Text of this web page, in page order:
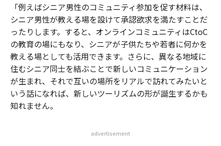
「例えばシニア男性のコミュニティ参加を促す材料は、
シニア男性が教える場を設けて承認欲求を満たすことだ
ったりします。すると、オンラインコミュニティはCtoC
の教育の場にもなり、シニアが子供たちや若者に何かを
教える場としても活用できます。さらに、異なる地域に
住むシニア同士を結ぶことで新しいコミュニケーション
が生まれ、それで互いの場所をリアルで訪れてみたいと
いう話になれば、新しいツーリズムの形が誕生するかも
知れません。
advertisement